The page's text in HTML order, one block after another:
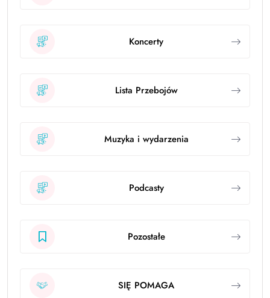
Koncerty
Lista Przebojów
Muzyka i wydarzenia
Podcasty
Pozostałe
SIĘ POMAGA